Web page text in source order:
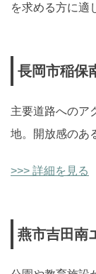
を求める方に適
長岡市稲保
主要道路へのア
地。開放感のあ
>>> 詳細を見る
燕市吉田南